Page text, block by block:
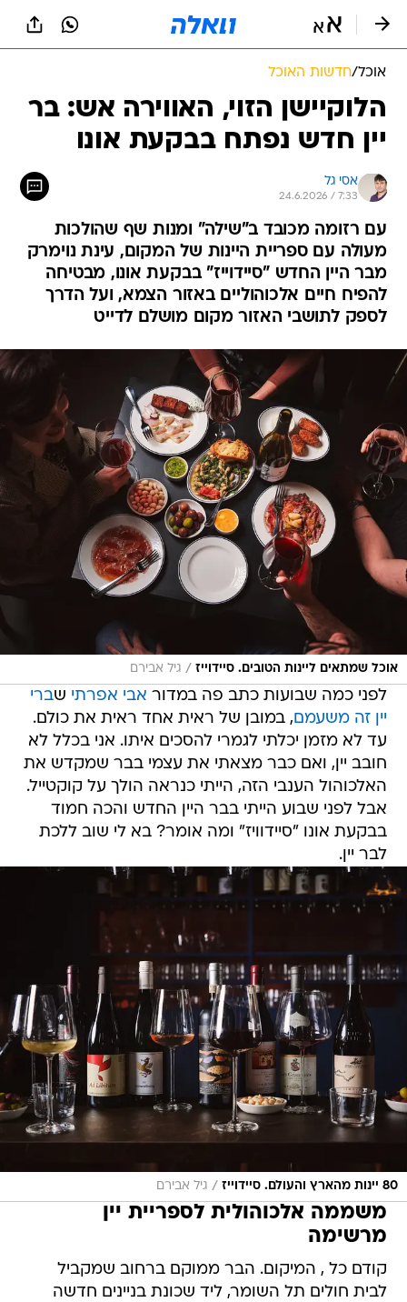
אוכל/חדשות האוכל
הלוקיישן הזוי, האווירה אש: בר
יין חדש נפתח בבקעת אונו
אסי גל
24.6.2026 / 7:33
עם רזומה מכובד ב"שילה" ומנות שף שהולכות
מעולה עם ספריית היינות של המקום, עינת נוימרק
מבר היין החדש "סיידוייז" בבקעת אונו, מבטיחה
להפיח חיים אלכוהוליים באזור הצמא, ועל הדרך
לספק לתושבי האזור מקום מושלם לדייט
אוכל שמתאים ליינות הטובים. סיידוייז / גיל אבירם
לפני כמה שבועות כתב פה במדור אבי אפרתי שברי
יין זה משעמם, במובן של ראית אחד ראית את כולם.
עד לא מזמן יכלתי לגמרי להסכים איתו. אני בכלל לא
חובב יין, ואם כבר מצאתי את עצמי בבר שמקדש את
האלכוהול הענבי הזה, הייתי כנראה הולך על קוקטייל.
אבל לפני שבוע הייתי בבר היין החדש והכה חמוד
בבקעת אונו "סיידוויז" ומה אומר? בא לי שוב ללכת
לבר יין.
80 יינות מהארץ והעולם. סיידוייז / גיל אבירם
משממה אלכוהולית לספריית יין
מרשימה
קודם כל , המיקום. הבר ממוקם ברחוב שמקביל
לבית חולים תל השומר, ליד שכונת בניינים חדשה